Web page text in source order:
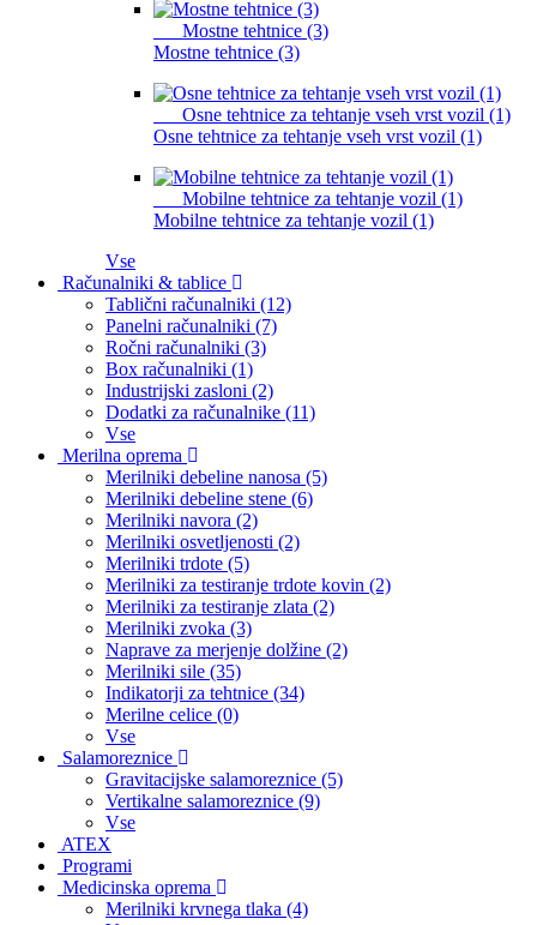
Mostne tehtnice (3)
Mostne tehtnice (3)
Osne tehtnice za tehtanje vseh vrst vozil (1)
Osne tehtnice za tehtanje vseh vrst vozil (1)
Mobilne tehtnice za tehtanje vozil (1)
Mobilne tehtnice za tehtanje vozil (1)
Vse
Računalniki & tablice
Tablični računalniki (12)
Panelni računalniki (7)
Ročni računalniki (3)
Box računalniki (1)
Industrijski zasloni (2)
Dodatki za računalnike (11)
Vse
Merilna oprema
Merilniki debeline nanosa (5)
Merilniki debeline stene (6)
Merilniki navora (2)
Merilniki osvetljenosti (2)
Merilniki trdote (5)
Merilniki za testiranje trdote kovin (2)
Merilniki za testiranje zlata (2)
Merilniki zvoka (3)
Naprave za merjenje dolžine (2)
Merilniki sile (35)
Indikatorji za tehtnice (34)
Merilne celice (0)
Vse
Salamoreznice
Gravitacijske salamoreznice (5)
Vertikalne salamoreznice (9)
Vse
ATEX
Programi
Medicinska oprema
Merilniki krvnega tlaka (4)